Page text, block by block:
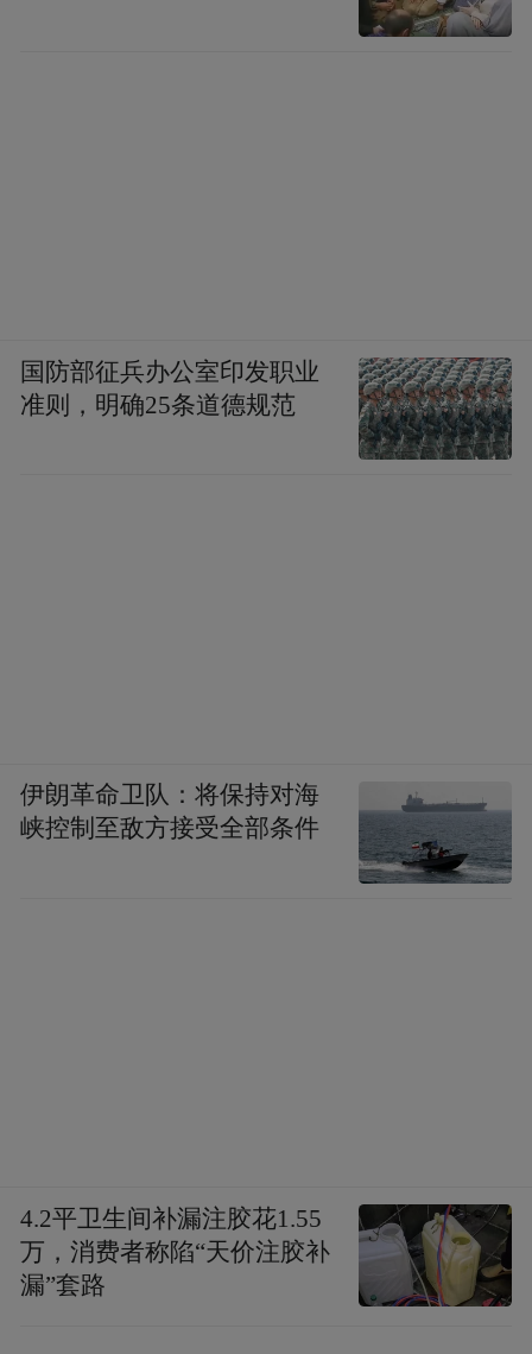
国防部征兵办公室印发职业
准则，明确25条道德规范
伊朗革命卫队：将保持对海
峡控制至敌方接受全部条件
4.2平卫生间补漏注胶花1.55
万，消费者称陷“天价注胶补
漏”套路